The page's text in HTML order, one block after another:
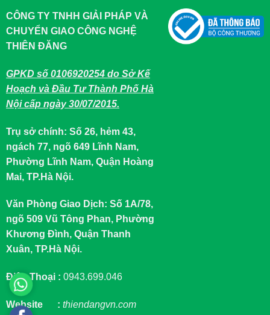
CÔNG TY TNHH GIẢI PHÁP VÀ
CHUYỂN GIAO CÔNG NGHỆ
THIÊN ĐĂNG
GPKD số 0106920254 do Sở Kế
Hoạch và Đầu Tư Thành Phố Hà
Nội cấp ngày 30/07/2015.
Trụ sở chính: Số 26, hẻm 43,
ngách 77, ngõ 649 Lĩnh Nam,
Phường Lĩnh Nam, Quận Hoàng
Mai, TP.Hà Nội.
Văn Phòng Giao Dịch: Số 1A/78,
ngõ 509 Vũ Tông Phan, Phường
Khương Đình, Quận Thanh
Xuân, TP.Hà Nội.
Điện Thoại : 0943.699.046
Website : thiendangvn.com